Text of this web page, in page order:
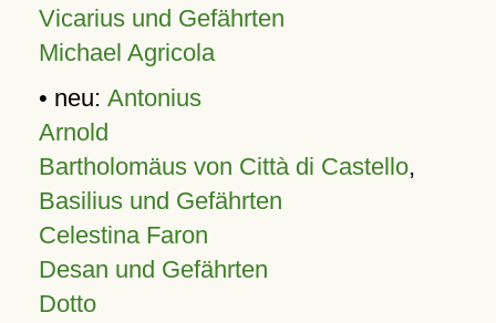
Vicarius und Gefährten
Michael Agricola
• neu: Antonius
Arnold
Bartholomäus von Città di Castello,
Basilius und Gefährten
Celestina Faron
Desan und Gefährten
Dotto